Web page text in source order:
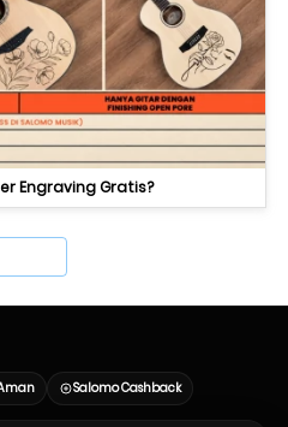
Engraving Gratis?
Salomo Cashback